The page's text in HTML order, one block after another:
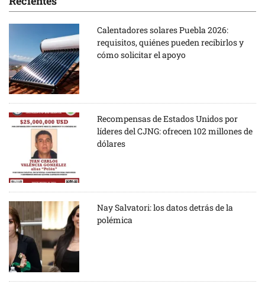
Calentadores solares Puebla 2026:
requisitos, quiénes pueden recibirlos y
cómo solicitar el apoyo
Recompensas de Estados Unidos por
líderes del CJNG: ofrecen 102 millones de
dólares
Nay Salvatori: los datos detrás de la
polémica